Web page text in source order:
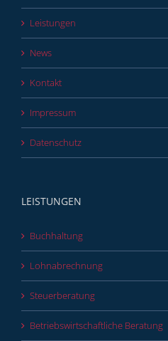
Leistungen
News
Kontakt
Impressum
Datenschutz
LEISTUNGEN
Buchhaltung
Lohnabrechnung
Steuerberatung
Betriebswirtschaftliche Beratung